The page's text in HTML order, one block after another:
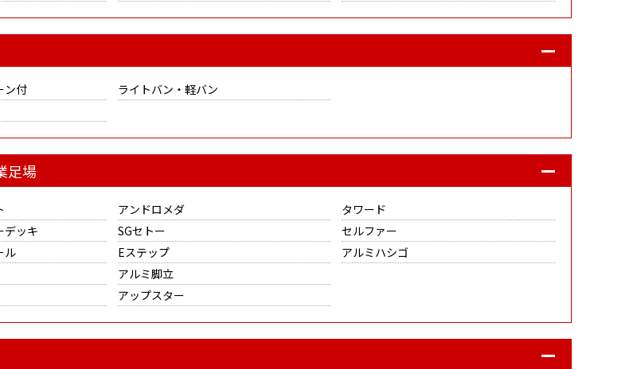
ン付
ライトバン・軽バン
足場
ッキ
ル
アンドロメダ
SGセトー
Eステップ
アルミ脚立
アップスター
タワード
セルファー
アルミハシゴ